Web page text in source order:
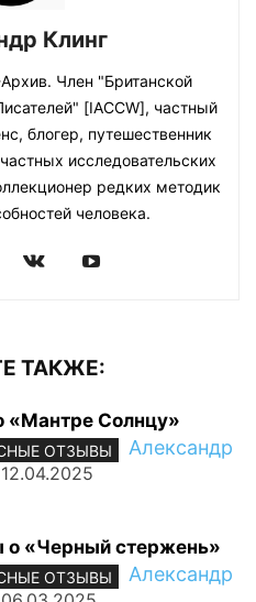
Клинг
Член "Британской
[IACCW], частный
блогер, путешественник
исследовательских
редких методик
человека.
ТАКЖЕ:
«Мантре Солнцу»
ОТЗЫВЫ
Александр
12.04.2025
о «Черный стержень»
ОТЗЫВЫ
Александр